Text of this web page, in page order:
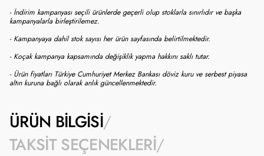
- İndirim kampanyası seçili ürünlerde geçerli olup stoklarla sınırlıdır ve başka
kampanyalarla birleştirilemez.
- Kampanyaya dahil stok sayısı her ürün sayfasında belirtilmektedir.
- Koçak kampanya kapsamında değişiklik yapma hakkını saklı tutar.
- Ürün fiyatları Türkiye Cumhuriyet Merkez Bankası döviz kuru ve serbest piyasa
altın kuruna bağlı olarak anlık güncellenmektedir.
ÜRÜN BILGISI
TAKSIT SEÇENEKLERI